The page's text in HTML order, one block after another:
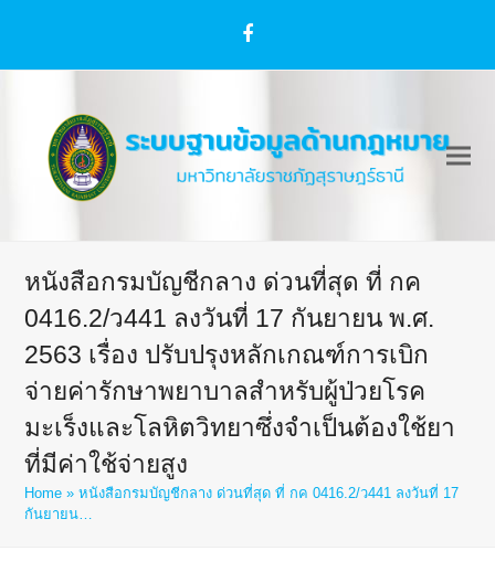
Facebook
หนังสือกรมบัญชีกลาง ด่วนที่สุด ที่ กค
0416.2/ว441 ลงวันที่ 17 กันยายน พ.ศ.
2563 เรื่อง ปรับปรุงหลักเกณฑ์การเบิก
จ่ายค่ารักษาพยาบาลสำหรับผู้ป่วยโรค
มะเร็งและโลหิตวิทยาซึ่งจำเป็นต้องใช้ยา
ที่มีค่าใช้จ่ายสูง
Home »หนังสือกรมบัญชีกลาง ด่วนที่สุด ที่ กค 0416.2/ว441 ลงวันที่ 17
กันยายน…